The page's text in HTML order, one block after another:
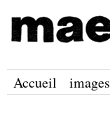
Accueil images